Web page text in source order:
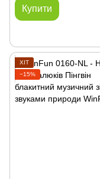
Купити
ХІТ
−15%